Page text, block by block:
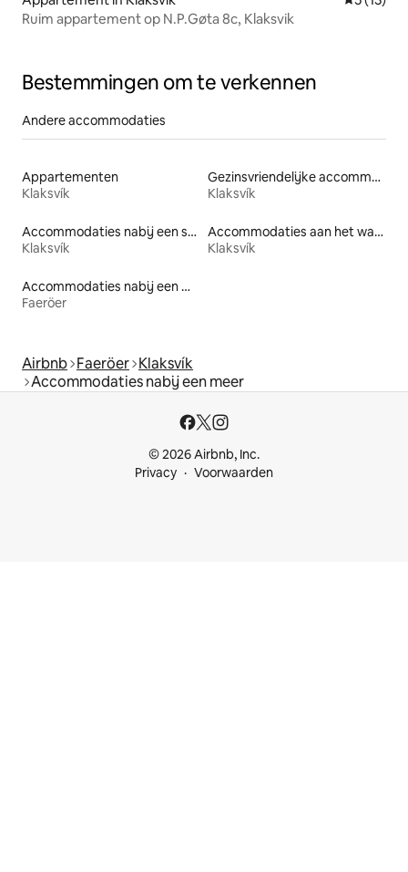
Ruim appartement op N.P.Gøta 8c, Klaksvik
Bestemmingen om te verkennen
Andere accommodaties
Appartementen
Klaksvík
Gezinsvriendelijke accommodaties
Klaksvík
Accommodaties nabij een strand
Klaksvík
Accommodaties aan het water
Klaksvík
Accommodaties nabij een meer
Faeröer
Airbnb Faeröer Klaksvík
Accommodaties nabij een meer
© 2026 Airbnb, Inc.
Privacy
Voorwaarden